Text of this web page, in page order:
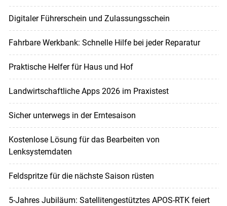
Digitaler Führerschein und Zulassungsschein
Fahrbare Werkbank: Schnelle Hilfe bei jeder Reparatur
Praktische Helfer für Haus und Hof
Landwirtschaftliche Apps 2026 im Praxistest
Sicher unterwegs in der Erntesaison
Kostenlose Lösung für das Bearbeiten von
Lenksystemdaten
Feldspritze für die nächste Saison rüsten
5-Jahres Jubiläum: Satellitengestütztes APOS-RTK feiert